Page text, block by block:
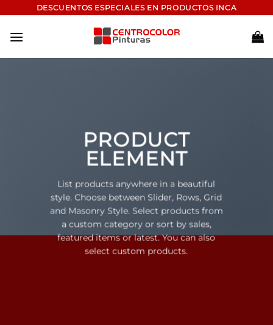
contenido
DESCUENTOS ESPECIALES EN PRODUCTOS INCA
PRODUCT
ELEMENT
List products anywhere in a beautiful
style. Choose between Slider, Rows, Grid
and Masonry Style. Select products from
a custom category or sort by sales,
featured items or latest. You can also
select custom products.